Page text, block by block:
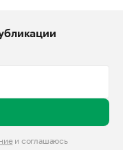
и соглашаюсь